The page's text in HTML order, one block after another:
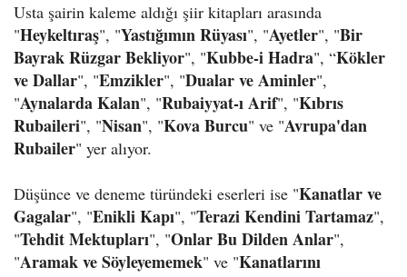
Usta şairin kaleme aldığı şiir kitapları arasında
"Heykeltıraş", "Yastığımın Rüyası", "Ayetler", "Bir
Bayrak Rüzgar Bekliyor", "Kubbe-i Hadra", “Kökler
ve Dallar", "Emzikler", "Dualar ve Aminler",
"Aynalarda Kalan", "Rubaiyyat-ı Arif", "Kıbrıs
Rubaileri", "Nisan", "Kova Burcu" ve "Avrupa'dan
Rubailer" yer alıyor.
Düşünce ve deneme türündeki eserleri ise "Kanatlar ve
Gagalar", "Enikli Kapı", "Terazi Kendini Tartamaz",
"Tehdit Mektupları", "Onlar Bu Dilden Anlar",
"Aramak ve Söyleyememek" ve "Kanatlarını